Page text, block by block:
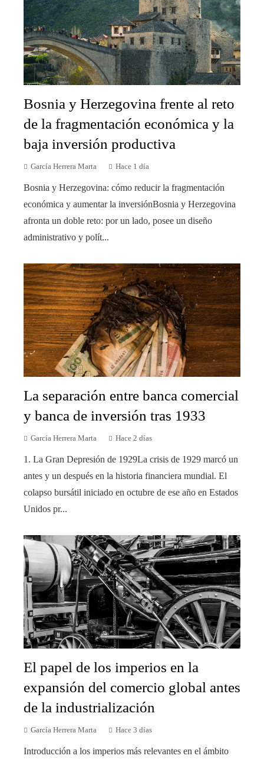
Bosnia y Herzegovina frente al reto
de la fragmentación económica y la
baja inversión productiva
García Herrera Marta Hace 1 día
Bosnia y Herzegovina: cómo reducir la fragmentación
económica y aumentar la inversiónBosnia y Herzegovina
afronta un doble reto: por un lado, posee un diseño
administrativo y polít...
La separación entre banca comercial
y banca de inversión tras 1933
García Herrera Marta Hace 2 días
1. La Gran Depresión de 1929La crisis de 1929 marcó un
antes y un después en la historia financiera mundial. El
colapso bursátil iniciado en octubre de ese año en Estados
Unidos pr...
El papel de los imperios en la
expansión del comercio global antes
de la industrialización
García Herrera Marta Hace 3 días
Introducción a los imperios más relevantes en el ámbito